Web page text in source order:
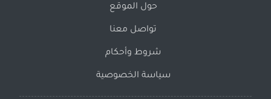
حول الموقع
تواصل معنا
شروط وأحكام
سياسة الخصوصية